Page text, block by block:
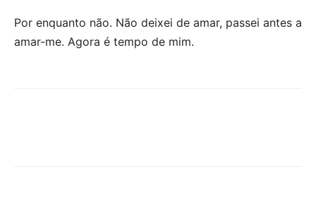
Por enquanto não. Não deixei de amar, passei antes a
amar-me. Agora é tempo de mim.